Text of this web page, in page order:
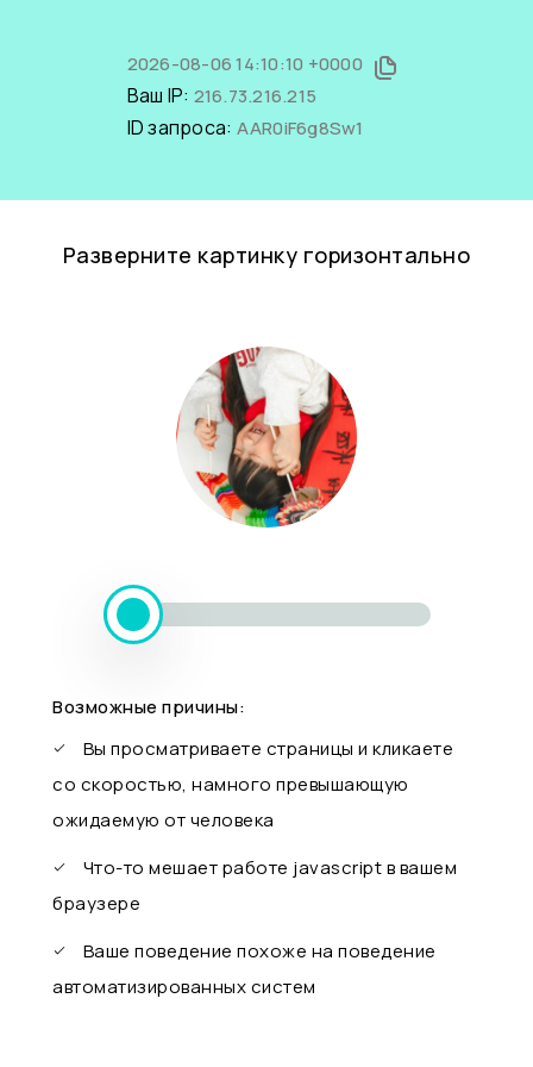
2026-08-06 14:10:10 +0000
Ваш IP: 216.73.216.215
ID запроса: AAR0iF6g8Sw1
Разверните картинку горизонтально
Возможные причины:
Вы просматриваете страницы и кликаете
со скоростью, намного превышающую
ожидаемую от человека
Что-то мешает работе javascript в вашем
браузере
Ваше поведение похоже на поведение
автоматизированных систем